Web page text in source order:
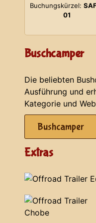
Buchungskürzel:
01
Buschcamper
Die beliebten
Ausführung und
Kategorie und
Bushcamper
Extras